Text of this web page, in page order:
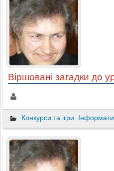
Віршовані загадки до
Конкурси та ігри